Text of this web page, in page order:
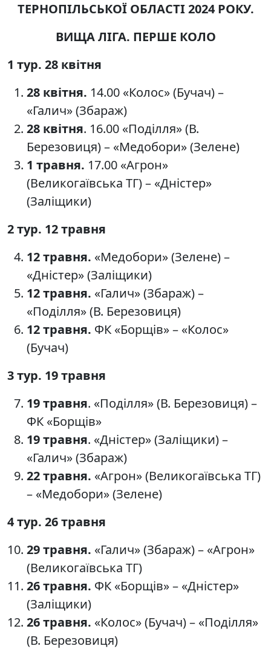
ТЕРНОПІЛЬСЬКОЇ ОБЛАСТІ 2024 РОКУ.
ВИЩА ЛІГА. ПЕРШЕ КОЛО
1 тур. 28 квітня
28 квітня. 14.00 «Колос» (Бучач) –
«Галич» (Збараж)
28 квітня. 16.00 «Поділля» (В.
Березовиця) – «Медобори» (Зелене)
1 травня. 17.00 «Агрон»
(Великогаївська ТГ) – «Дністер»
(Заліщики)
2 тур. 12 травня
12 травня. «Медобори» (Зелене) –
«Дністер» (Заліщики)
12 травня. «Галич» (Збараж) –
«Поділля» (В. Березовиця)
12 травня. ФК «Борщів» – «Колос»
(Бучач)
3 тур. 19 травня
19 травня. «Поділля» (В. Березовиця) –
ФК «Борщів»
19 травня. «Дністер» (Заліщики) –
«Галич» (Збараж)
22 травня. «Агрон» (Великогаївська ТГ)
– «Медобори» (Зелене)
4 тур. 26 травня
29 травня. «Галич» (Збараж) – «Агрон»
(Великогаївська ТГ)
26 травня. ФК «Борщів» – «Дністер»
(Заліщики)
26 травня. «Колос» (Бучач) – «Поділля»
(В. Березовиця)